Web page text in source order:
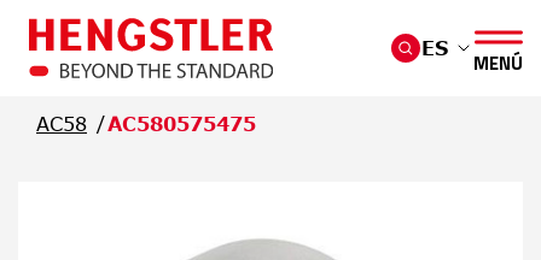
Saltar al contenido principal
ES
MENÚ
AC58 AC580575475